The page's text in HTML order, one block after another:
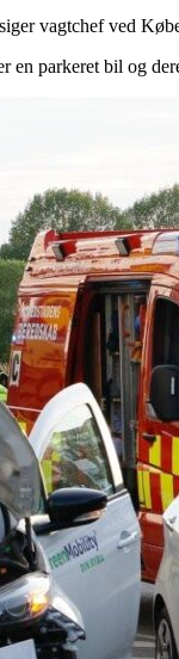
vagtchef ved
parkeret bil og